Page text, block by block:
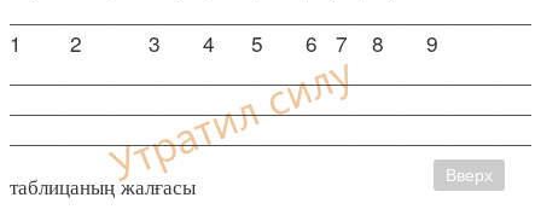
1 2 3 4 5 6 7 8 9
таблицаның жалғасы
Вверх